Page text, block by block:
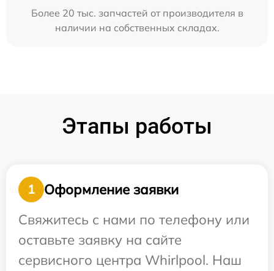
Более 20 тыс. запчастей от производителя в
наличии на собственных складах.
Этапы работы
1
Оформление заявки
Свяжитесь с нами по телефону или
оставьте заявку на сайте
сервисного центра Whirlpool. Наш